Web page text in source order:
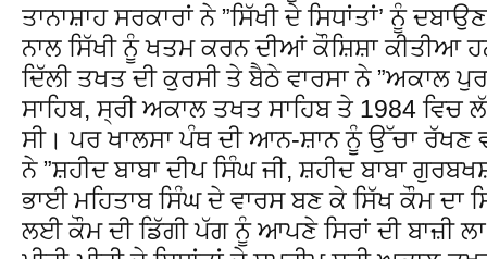
ਤਾਨਾਸ਼ਾਹ ਸਰਕਾਰਾਂ ਨੇ ”ਸਿੱਖੀ ਦੇ ਸਿਧਾਂਤਾਂ’ ਨੂੰ
ਨਾਲ ਸਿੱਖੀ ਨੂੰ ਖਤਮ ਕਰਨ ਦੀਆਂ ਕੌਸ਼ਿਸ਼ਾ
ਦਿੱਲੀ ਤਖਤ ਦੀ ਕੁਰਸੀ ਤੇ ਬੈਠੇ ਵਾਰਸਾ ਨੇ ”ਅਕਾਲ
ਸਾਹਿਬ, ਸ੍ਰੀ ਅਕਾਲ ਤਖਤ ਸਾਹਿਬ ਤੇ 1984 ਵਿਚ
ਸੀ। ਪਰ ਖਾਲਸਾ ਪੰਥ ਦੀ ਆਨ-ਸ਼ਾਨ ਨੂੰ ਉੱਚਾ ਰੱਖਣ
ਨੇ ”ਸ਼ਹੀਦ ਬਾਬਾ ਦੀਪ ਸਿੰਘ ਜੀ, ਸ਼ਹੀਦ ਬਾਬਾ
ਭਾਈ ਮਹਿਤਾਬ ਸਿੰਘ ਦੇ ਵਾਰਸ ਬਣ ਕੇ ਸਿੱਖ ਕੌਮ
ਲਈ ਕੌਮ ਦੀ ਡਿੱਗੀ ਪੱਗ ਨੂੰ ਆਪਣੇ ਸਿਰਾਂ ਦੀ ਬਾਜ਼ੀ